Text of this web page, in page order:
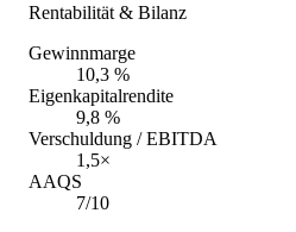
Rentabilität & Bilanz
Gewinnmarge
10,3 %
Eigenkapitalrendite
9,8 %
Verschuldung / EBITDA
1,5×
AAQS
7/10